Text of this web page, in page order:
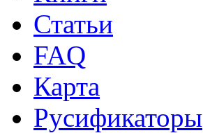
Статьи
FAQ
Карта
Русификаторы